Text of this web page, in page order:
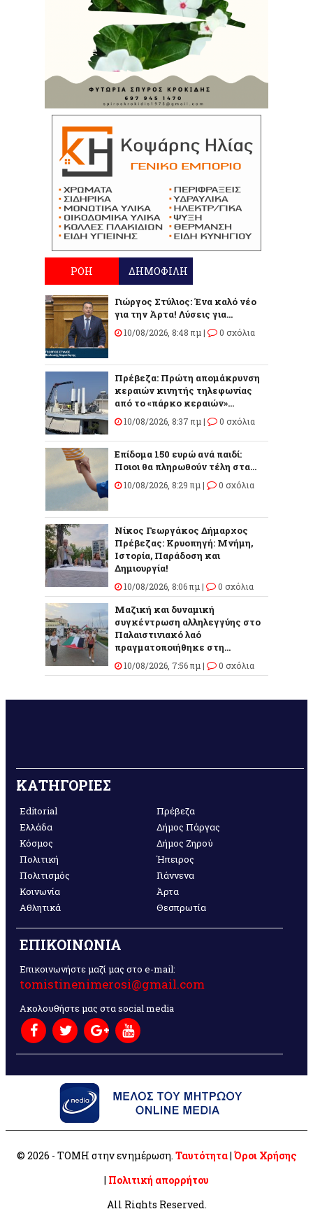
ΡΟΗ ΔΗΜΟΦΙΛΗ
Γιώργος Στύλιος: Ένα καλό νέο
για την Άρτα! Λύσεις για...
10/08/2026, 8:48 πμ | 0 σχόλια
Πρέβεζα: Πρώτη απομάκρυνση
κεραιών κινητής τηλεφωνίας
από το «πάρκο κεραιών»...
10/08/2026, 8:37 πμ | 0 σχόλια
Επίδομα 150 ευρώ ανά παιδί:
Ποιοι θα πληρωθούν τέλη στα...
10/08/2026, 8:29 πμ | 0 σχόλια
Νίκος Γεωργάκος Δήμαρχος
Πρέβεζας: Κρυοπηγή: Μνήμη,
Ιστορία, Παράδοση και
Δημιουργία!
10/08/2026, 8:06 πμ | 0 σχόλια
Μαζική και δυναμική
συγκέντρωση αλληλεγγύης στο
Παλαιστινιακό λαό
πραγματοποιήθηκε στη...
10/08/2026, 7:56 πμ | 0 σχόλια
ΚΑΤΗΓΟΡΙΕΣ
Editorial
Ελλάδα
Κόσμος
Πολιτική
Πολιτισμός
Κοινωνία
Αθλητικά
Πρέβεζα
Δήμος Πάργας
Δήμος Ζηρού
Ήπειρος
Γιάννενα
Άρτα
Θεσπρωτία
ΕΠΙΚΟΙΝΩΝΙΑ
Επικοινωνήστε μαζί μας στο e-mail:
tomistinenimerosi@gmail.com
Ακολουθήστε μας στα social media
© 2026 - ΤΟΜΗ στην ενημέρωση. Ταυτότητα| Όροι Χρήσης
| Πολιτική απορρήτου
All Rights Reserved.